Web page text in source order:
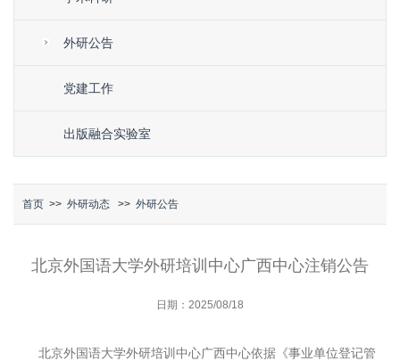
外研公告
党建工作
出版融合实验室
首页 >> 外研动态 >> 外研公告
北京外国语大学外研培训中心广西中心注销公告
日期：2025/08/18
北京外国语大学外研培训中心广西中心依据《事业单位登记管